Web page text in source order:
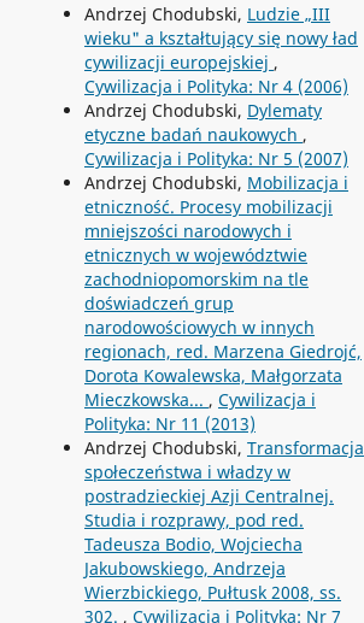
Andrzej Chodubski, Ludzie „III
wieku" a kształtujący się nowy ład
cywilizacji europejskiej ,
Cywilizacja i Polityka: Nr 4 (2006)
Andrzej Chodubski, Dylematy
etyczne badań naukowych ,
Cywilizacja i Polityka: Nr 5 (2007)
Andrzej Chodubski, Mobilizacja i
etniczność. Procesy mobilizacji
mniejszości narodowych i
etnicznych w województwie
zachodniopomorskim na tle
doświadczeń grup
narodowościowych w innych
regionach, red. Marzena Giedrojć,
Dorota Kowalewska, Małgorzata
Mieczkowska... , Cywilizacja i
Polityka: Nr 11 (2013)
Andrzej Chodubski, Transformacja
społeczeństwa i władzy w
postradzieckiej Azji Centralnej.
Studia i rozprawy, pod red.
Tadeusza Bodio, Wojciecha
Jakubowskiego, Andrzeja
Wierzbickiego, Pułtusk 2008, ss.
302. , Cywilizacja i Polityka: Nr 7